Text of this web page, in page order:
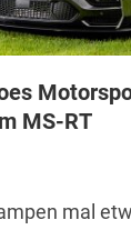
MS-RT
mal